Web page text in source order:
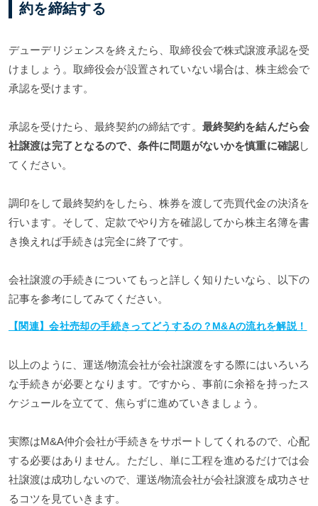
約を締結する
デューデリジェンスを終えたら、取締役会で株式譲渡承認を受
けましょう。取締役会が設置されていない場合は、株主総会で
承認を受けます。
承認を受けたら、最終契約の締結です。 最終契約を結んだら会
社譲渡は完了となるので、条件に問題がないかを慎重に確認し
てください。
調印をして最終契約をしたら、株券を渡して売買代金の決済を
行います。そして、定款でやり方を確認してから株主名簿を書
き換えれば手続きは完全に終了です。
会社譲渡の手続きについてもっと詳しく知りたいなら、以下の
記事を参考にしてみてください。
【関連】会社売却の手続きってどうするの？M&Aの流れを解説！
以上のように、運送/物流会社が会社譲渡をする際にはいろいろ
な手続きが必要となります。ですから、事前に余裕を持ったス
ケジュールを立てて、焦らずに進めていきましょう。
実際はM&A仲介会社が手続きをサポートしてくれるので、心配
する必要はありません。ただし、単に工程を進めるだけでは会
社譲渡は成功しないので、運送/物流会社が会社譲渡を成功させ
るコツを見ていきます。